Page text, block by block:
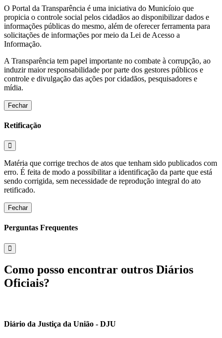
O Portal da Transparência é uma iniciativa do Municíoio que
propicia o controle social pelos cidadãos ao disponibilizar dados e
informações públicas do mesmo, além de oferecer ferramenta para
solicitações de informações por meio da Lei de Acesso a
Informação.
A Transparência tem papel importante no combate à corrupção, ao
induzir maior responsabilidade por parte dos gestores públicos e
controle e divulgação das ações por cidadãos, pesquisadores e
mídia.
Fechar
Retificação
Matéria que corrige trechos de atos que tenham sido publicados com
erro. É feita de modo a possibilitar a identificação da parte que está
sendo corrigida, sem necessidade de reprodução integral do ato
retificado.
Fechar
Perguntas Frequentes
Como posso encontrar outros Diários
Oficiais?
Diário da Justiça da União - DJU